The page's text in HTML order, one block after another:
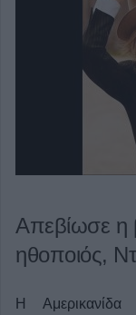
Απεβίωσε η
ηθοποιός,
H